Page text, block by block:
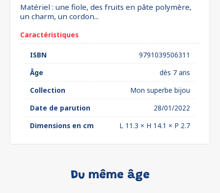
Matériel : une fiole, des fruits en pâte polymère,
un charm, un cordon...
Caractéristiques
ISBN
9791039506311
Âge
dès 7 ans
Collection
Mon superbe bijou
Date de parution
28/01/2022
Dimensions en cm
L 11.3 × H 14.1 × P 2.7
Du même âge